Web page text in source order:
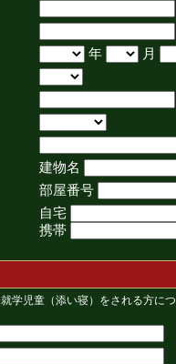
年
月
建物名
部屋番号
自宅
携帯
学児童（添い寝）をされる方に